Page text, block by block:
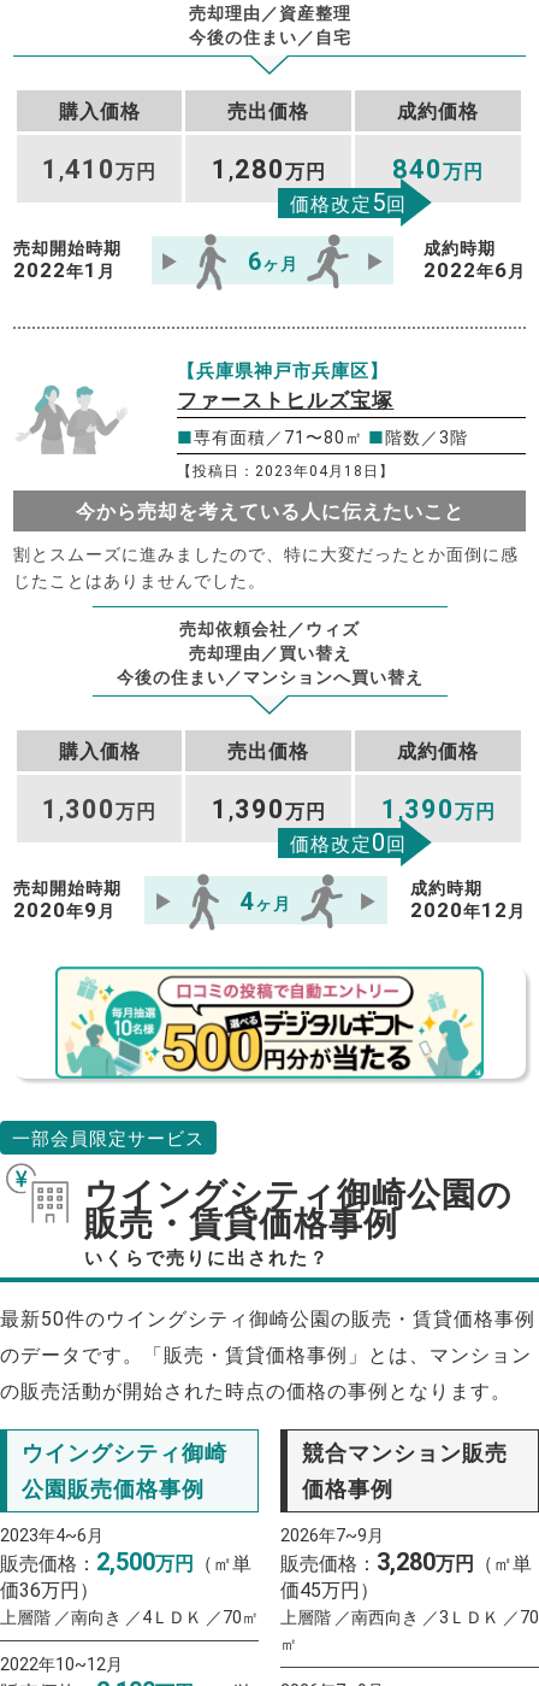
売却理由／資産整理
今後の住まい／自宅
購入価格 売出価格 成約価格
1 ,410万円 1 ,280万円 840万円
価格改定 5回
売却開始時期
2022年1 月 6ヶ月
成約時期
2022年6 月
【兵庫県神戸市兵庫区】
ファーストヒルズ宝塚
■専有面積／71〜80㎡ ■階数／3階
【投稿日：2023年04月18日】
今から売却を考えている人に伝えたいこと
割とスムーズに進みましたので、特に大変だったとか面倒に感
じたことはありませんでした。
売却依頼会社／ウィズ
売却理由／買い替え
今後の住まい／マンションへ買い替え
購入価格 売出価格 成約価格
1 ,300万円 1 ,390万円 1 ,390万円
価格改定0回
売却開始時期
2020年9 月 4ヶ月
成約時期
2020年12 月
一部会員限定サービス
ウイングシティ御崎公園の
販売・賃貸価格事例
いくらで売りに出された？
最新50件のウイングシティ御崎公園の販売・賃貸価格事例
のデータです。「販売・賃貸価格事例」とは、マンション
の販売活動が開始された時点の価格の事例となります。
ウイングシティ御崎
公園販売価格事例
2023年4~6月
販売価格： 2,500万円
（㎡単
価36万円）
上層階 ／南向き ／4ＬＤＫ ／70㎡
2022年10~12月
競合マンション販売
価格事例
2026年7~9月
販売価格： 3,280万円
（㎡単
価45万円）
上層階 ／南西向き ／3ＬＤＫ ／70
㎡